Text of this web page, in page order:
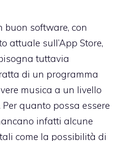
buon software, con
attuale sull’App Store,
tuttavia
di un programma
musica a un livello
Per quanto possa essere
infatti alcune
come la possibilità di